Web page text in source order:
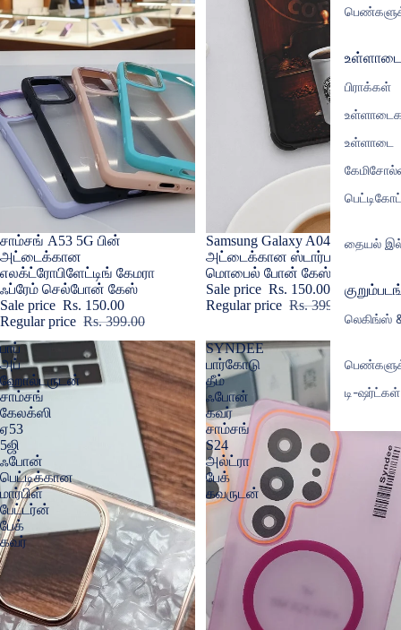
உள்ளாடை
பிராக்கள்
உள்ளாடை
தையல்
லெகிங்ஸ்
டி-
Sale
சாம்சங் A53 5G பின்
அட்டைக்கான
எலக்ட்ரோபிளேட்டிங் கேமரா
ஃப்ரேம் செல்போன் கேஸ்
Sale price Rs. 150.00
Regular price Rs. 399.00
Sale
Samsung Galaxy A04s பின்
அட்டைக்கான ஸ்டார்பக்ஸ்
மொபைல் போன் கேஸ்
Sale price Rs. 150.00
Regular price Rs. 399.00
பாப்
அப்
ஹோல்டருடன்
சாம்சங்
கேலக்ஸி
ஏ53
5ஜி
ஃபோன்
பெட்டிக்கான
மார்பிள்
பேட்டர்ன்
பேக்
கவர்
SYNDEE
பார்கோடு
தீம்
ஃபோன்
கவர்
சாம்சங்
S24
அல்ட்ரா
பேக்
கவருடன்